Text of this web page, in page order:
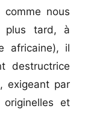
comme nous
plus tard, à
africaine), il
destructrice
exigeant par
et